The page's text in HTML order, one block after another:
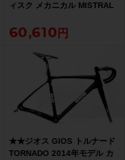
ィスク メカニカル MISTRAL
DISC 2023年 クロスバイク
52サイズ ブラック 【お買い得
SALE】
60,610
★★ジオス GIOS トルナード
TORNADO 2014年モデル カ